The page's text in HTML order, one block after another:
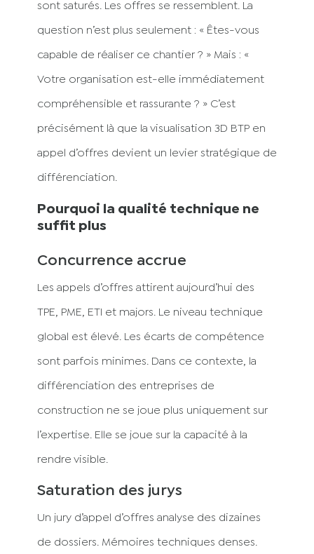
sont saturés. Les offres se ressemblent. La
question n’est plus seulement : « Êtes-vous
capable de réaliser ce chantier ? » Mais : «
Votre organisation est-elle immédiatement
compréhensible et rassurante ? » C’est
précisément là que la visualisation 3D BTP en
appel d’offres devient un levier stratégique de
différenciation.
Pourquoi la qualité technique ne
suffit plus
Concurrence accrue
Les appels d’offres attirent aujourd’hui des
TPE, PME, ETI et majors. Le niveau technique
global est élevé. Les écarts de compétence
sont parfois minimes. Dans ce contexte, la
différenciation des entreprises de
construction ne se joue plus uniquement sur
l’expertise. Elle se joue sur la capacité à la
rendre visible.
Saturation des jurys
Un jury d’appel d’offres analyse des dizaines
de dossiers. Mémoires techniques denses.